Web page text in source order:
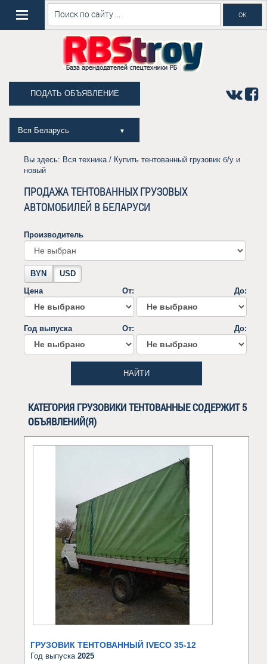
ПОДАТЬ ОБЪЯВЛЕНИЕ
Вся Беларусь ▼
Вы здесь: Вся техника/ Купить тентованный грузовик б/у и
новый
ПРОДАЖА ТЕНТОВАННЫХ ГРУЗОВЫХ
АВТОМОБИЛЕЙ В БЕЛАРУСИ
Производитель
BYN
USD
Цена
От: До:
Год выпуска От: До:
НАЙТИ
КАТЕГОРИЯ ГРУЗОВИКИ ТЕНТОВАННЫЕ СОДЕРЖИТ 5
ОБЪЯВЛЕНИЙ(Я)
ГРУЗОВИК ТЕНТОВАННЫЙ IVECO 35-12
Год выпуска 2025